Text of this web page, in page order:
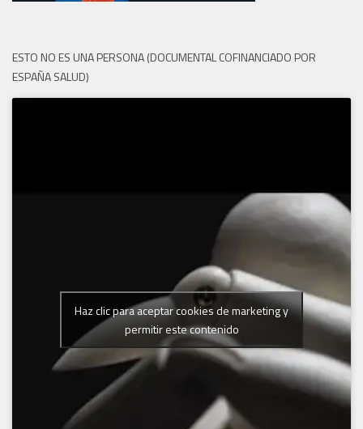
ESTO NO ES UNA PERSONA (DOCUMENTAL COFINANCIADO POR
ESPAÑA SALUD)
Haz clic para aceptar cookies de marketing y
permitir este contenido